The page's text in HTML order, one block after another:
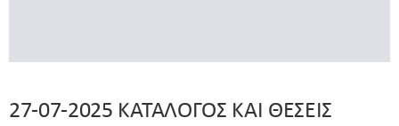
27-07-2025 ΚΑΤΑΛΟΓΟΣ ΚΑΙ ΘΕΣΕΙΣ